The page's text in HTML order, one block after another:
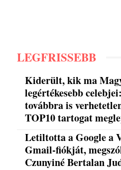
LEGFRISSEBB
Kiderült, kik ma
legértékesebb
továbbra is
TOP10 tartogat
Letiltotta a Google a
Gmail-fiókját,
Czunyiné Bertalan